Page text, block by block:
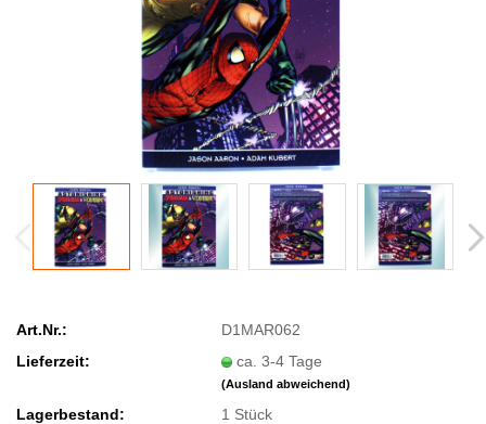
Art.Nr.:
D1MAR062
Lieferzeit:
ca. 3-4 Tage
(Ausland abweichend)
Lagerbestand: 1 Stück